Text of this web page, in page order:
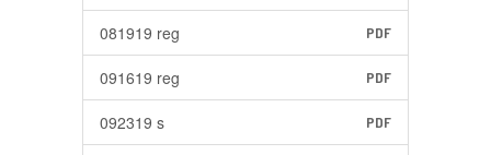
081919 reg PDF
091619 reg PDF
092319 s PDF